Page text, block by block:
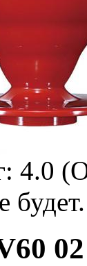
4.0
будет.